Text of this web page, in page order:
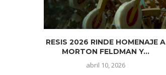
RESIS 2026 RINDE HOMENAJE A
MORTON FELDMAN Y...
abril 10, 2026